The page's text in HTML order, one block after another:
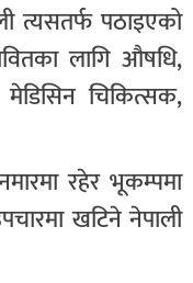
त्यसतर्फ पठाइएको
लागि औषधि,
चिकित्सक,
रहेर भूकम्पमा
खटिने नेपाली